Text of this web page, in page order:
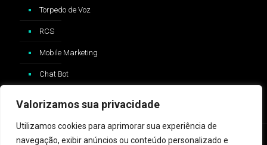
Valorizamos sua privacidade
Utilizamos cookies para aprimorar sua experiência de
navegação, exibir anúncios ou conteúdo personalizado e
Torpedo de Voz
RCS
Mobile Marketing
Chat Bot